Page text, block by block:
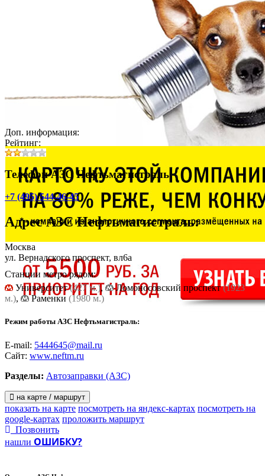
Доп. информация:
Рейтинг:
Телефон АЗС Нефтьмагистраль:
+7 (495) 544-46-45
АдресАЗС Нефтьмагистраль:
Москва
ул. Вернадского проспект, вл6а
Станции метро рядом:
Университет(427 м.), Ломоносовский проспект(1923
м.), Раменки (1980 м.)
Режим работы АЗС Нефтьмагистраль:
E-mail: 5444645@mail.ru
Сайт: www.neftm.ru
Разделы: Автозаправки (АЗС)
на карте / маршрут
показать на карте посмотреть на яндекс-картах посмотреть на
google-картах проложить маршрут
Позвонить
нашли ОШИБКУ?